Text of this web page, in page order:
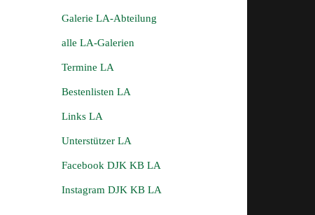
Galerie LA-Abteilung
alle LA-Galerien
Termine LA
Bestenlisten LA
Links LA
Unterstützer LA
Facebook DJK KB LA
Instagram DJK KB LA